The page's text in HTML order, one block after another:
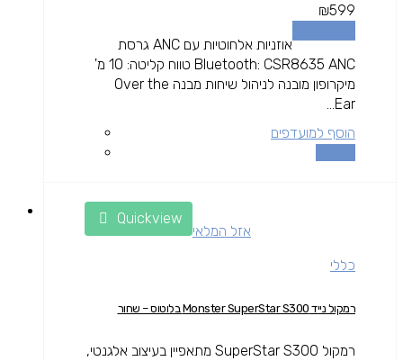
₪599
אוזניות אלחוטיות עם ANC גרסת
Bluetooth: CSR8635 ANC טווח קליטה: 10 מ'
מיקרופון מובנה לניהול שיחות מבנה Over the
Ear...
הוסף למועדפים
Quickview
אזל המלאי
כללי
רמקול נייד Monster SuperStar S300 בלוטוס – שחור
רמקול SuperStar S300 מתאפיין בעיצוב אלגנטי,